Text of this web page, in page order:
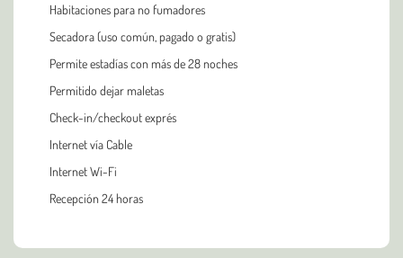
Habitaciones para no fumadores
Secadora (uso común, pagado o gratis)
Permite estadías con más de 28 noches
Permitido dejar maletas
Check-in/checkout exprés
Internet vía Cable
Internet Wi-Fi
Recepción 24 horas